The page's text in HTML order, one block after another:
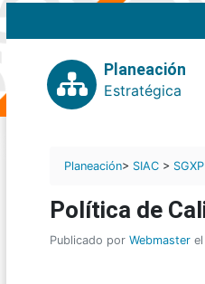
Planeación
Estratégica
Planeación> SIAC >
Política de
Publicado por Webmaster